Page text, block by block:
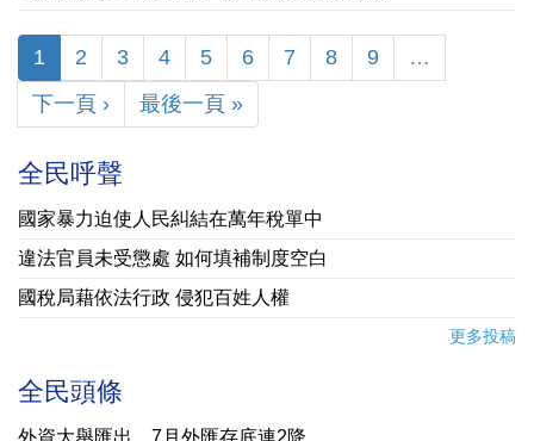
1 2 3 4 5 6 7 8 9
…
下一頁 ›
最後一頁 »
全民呼聲
國家暴力迫使人民糾結在萬年稅單中
違法官員未受懲處 如何填補制度空白
國稅局藉依法行政 侵犯百姓人權
更多投稿
全民頭條
外資大舉匯出 7月外匯存底連2降